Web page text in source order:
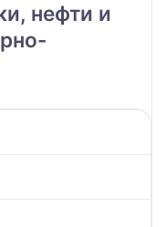
нефти и